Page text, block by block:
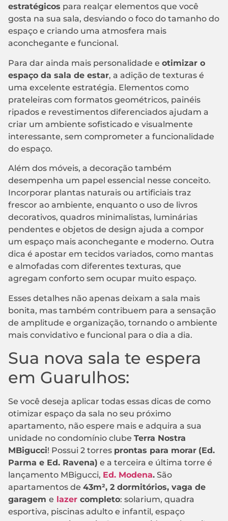
estratégicos para realçar elementos que você
gosta na sua sala, desviando o foco do tamanho do
espaço e criando uma atmosfera mais
aconchegante e funcional.
Para dar ainda mais personalidade e otimizar o
espaço da sala de estar, a adição de texturas é
uma excelente estratégia. Elementos como
prateleiras com formatos geométricos, painéis
ripados e revestimentos diferenciados ajudam a
criar um ambiente sofisticado e visualmente
interessante, sem comprometer a funcionalidade
do espaço.
Além dos móveis, a decoração também
desempenha um papel essencial nesse conceito.
Incorporar plantas naturais ou artificiais traz
frescor ao ambiente, enquanto o uso de livros
decorativos, quadros minimalistas, luminárias
pendentes e objetos de design ajuda a compor
um espaço mais aconchegante e moderno. Outra
dica é apostar em tecidos variados, como mantas
e almofadas com diferentes texturas, que
agregam conforto sem ocupar muito espaço.
Esses detalhes não apenas deixam a sala mais
bonita, mas também contribuem para a sensação
de amplitude e organização, tornando o ambiente
mais convidativo e funcional para o dia a dia.
Sua nova sala te espera
em Guarulhos:
Se você deseja aplicar todas essas dicas de como
otimizar espaço da sala no seu próximo
apartamento, não espere mais e adquira a sua
unidade no condomínio clube Terra Nostra
MBigucci! Possui 2 torres prontas para morar (Ed.
Parma e Ed. Ravena) e a terceira e última torre é
lançamento MBigucci, Ed. Modena. São
apartamentos de 43m², 2 dormitórios, vaga de
garagem e lazer completo: solarium, quadra
esportiva, piscinas adulto e infantil, espaço